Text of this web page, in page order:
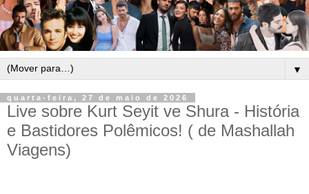
▼
quarta-feira, 27 de maio de 2026
Live sobre Kurt Seyit ve Shura - História
e Bastidores Polêmicos! ( de Mashallah
Viagens)